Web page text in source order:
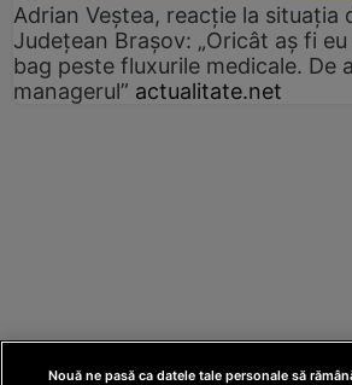
Adrian Veștea, reacție la situația
Județean Brașov: „Oricât aș fi
bag peste fluxurile medicale. De
managerul” actualitate.net
Nouă ne pasă ca datele tale personale să